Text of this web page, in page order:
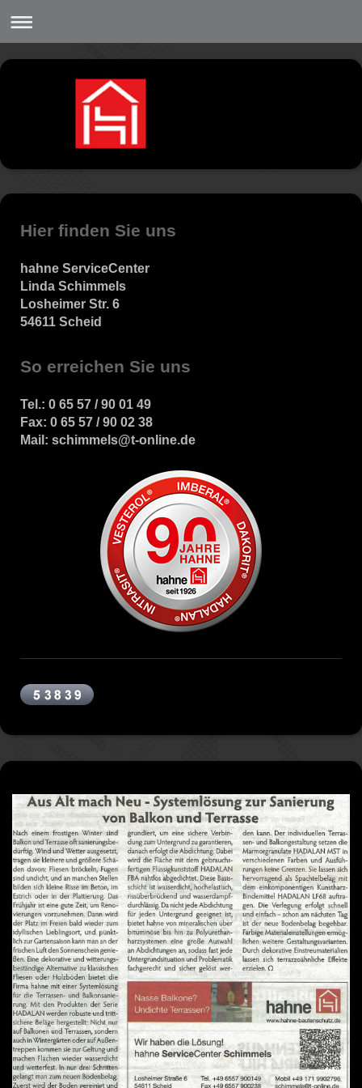
Hier finden Sie uns
hahne ServiceCenter
Linda Schimmels
Losheimer Str. 6
54611 Scheid
So erreichen Sie uns
Tel.: 0 65 57 / 90 01 49
Fax: 0 65 57 / 90 02 38
Mail: schimmels@t-online.de